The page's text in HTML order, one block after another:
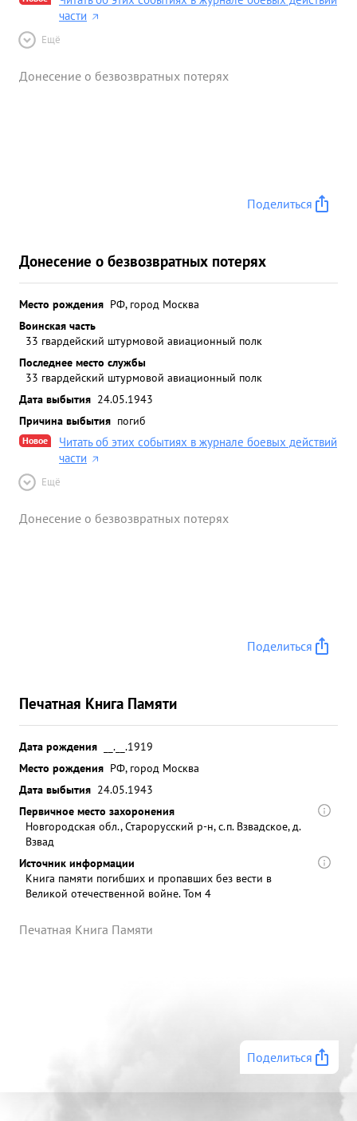
части
Ещё
Донесение о безвозвратных потерях
Поделиться
Донесение о безвозвратных потерях
Место рождения РФ, город Москва
Воинская часть
33 гвардейский штурмовой авиационный полк
Последнее место службы
33 гвардейский штурмовой авиационный полк
Дата выбытия 24.05.1943
Причина выбытия погиб
Новое
Читать об этих событиях в журнале боевых действий
части
Ещё
Донесение о безвозвратных потерях
Поделиться
Печатная Книга Памяти
Дата рождения
__.__.1919
Место рождения РФ, город Москва
Дата выбытия 24.05.1943
Первичное место захоронения
Новгородская обл., Старорусский р-н, с.п. Взвадское, д.
Взвад
Источник информации
Книга памяти погибших и пропавших без вести в
Великой отечественной войне. Том 4
Печатная Книга Памяти
Поделиться